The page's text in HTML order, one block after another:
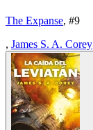
The Expanse, #9
, James S. A. Corey